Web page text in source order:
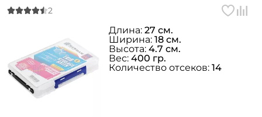
Длина: 27 см.
Ширина: 18 см.
Высота: 4.7 см.
Вес: 400 гр.
Количество отсеков: 14